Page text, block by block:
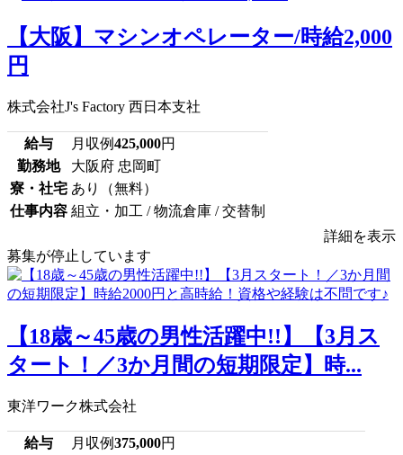
【大阪】マシンオペレーター/時給2,000
円
株式会社J's Factory 西日本支社
給与 月収例425,000円
勤務地
大阪府 忠岡町
寮・社宅 あり（無料）
仕事内容 組立・加工 / 物流倉庫 / 交替制
詳細を表示
募集が停止しています
【18歳～45歳の男性活躍中!!】【3月ス
タート！／3か月間の短期限定】時...
東洋ワーク株式会社
給与 月収例375,000円